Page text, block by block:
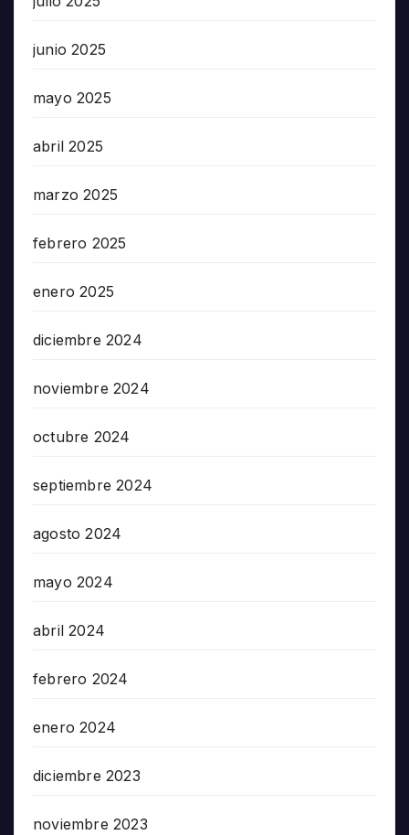
junio 2025
mayo 2025
abril 2025
marzo 2025
febrero 2025
enero 2025
diciembre 2024
noviembre 2024
octubre 2024
septiembre 2024
agosto 2024
mayo 2024
abril 2024
febrero 2024
enero 2024
diciembre 2023
noviembre 2023